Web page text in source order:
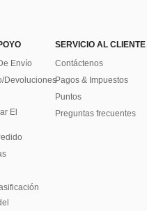
Envío
Devoluciones
El
SERVICIO AL CLIENTE
Contáctenos
Pagos & Impuestos
Puntos
Preguntas frecuentes